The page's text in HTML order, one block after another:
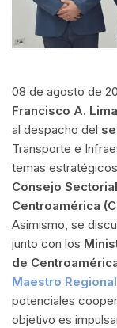
08 de agosto de
Francisco A.
al despacho del
Transporte e
temas
Consejo
Centroamérica
Asimismo, se
junto con los
de
Maestro
potenciales
objetivo es